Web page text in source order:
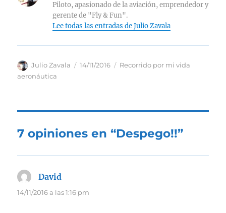
Piloto, apasionado de la aviación, emprendedor y
gerente de "Fly & Fun".
Lee todas las entradas de Julio Zavala
Autor
Julio Zavala
Publicado
14/11/2016 Categorías
Recorrido por mi vida
aeronáutica
7 opiniones en “Despego!!”
David
14/11/2016 a las 1:16 pm